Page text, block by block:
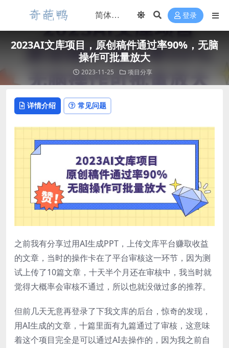
登录
2023AI文库项目，原创稿件通过率90%，无脑
操作可批量放大
2023-11-25 项目分享
详情介绍 常见问题
之前我有分享过用AI生成PPT，上传文库平台赚取收益
的文章，当时的操作卡在了平台审核这一环节，因为测
试上传了10篇文章，十天半个月还在审核中，我当时就
觉得大概率会审核不通过，所以也就没做过多的推荐。
但前几天无意再登录了下我文库的后台，惊奇的发现，
用AI生成的文章，十篇里面有九篇通过了审核，这意味
着这个项目完全是可以通过AI去操作的，因为我之前自